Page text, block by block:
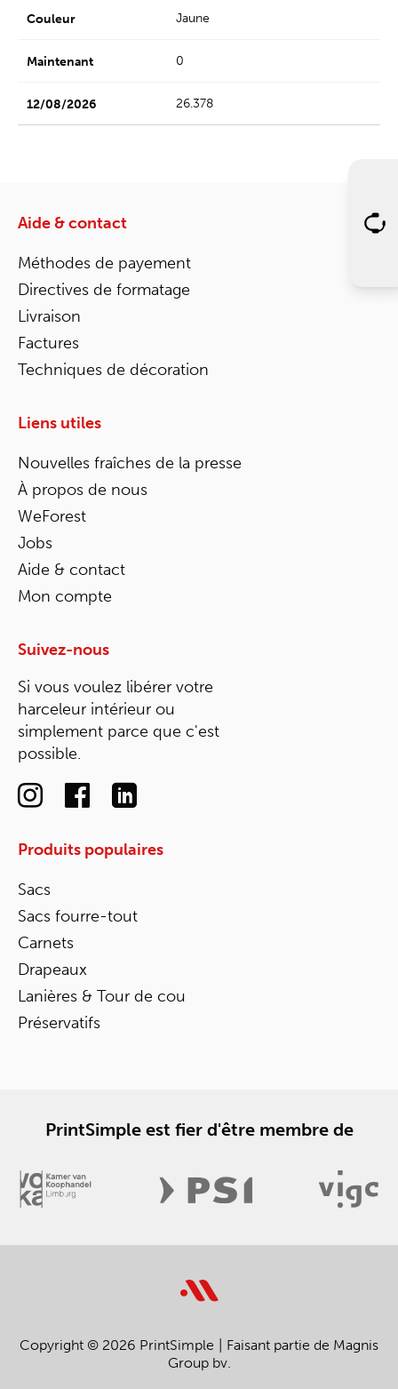
Jaune
0
26.378
Aide & contact
Méthodes de payement
Directives de formatage
Livraison
Factures
Techniques de décoration
Liens utiles
Nouvelles fraîches de la presse
À propos de nous
WeForest
Jobs
Aide & contact
Mon compte
Suivez-nous
Si vous voulez libérer votre
harceleur intérieur ou
simplement parce que c'est
possible.
Produits populaires
Sacs
Sacs fourre-tout
Carnets
Drapeaux
Lanières & Tour de cou
Préservatifs
PrintSimple est fier d'être membre de
Copyright © 2026 PrintSimple
Faisant partie de Magnis
Group bv.